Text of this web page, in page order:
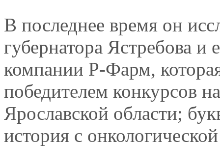
В последнее время он
губернатора Ястребова и
компании Р-Фарм,
победителем конкурсов
Ярославской области;
история с